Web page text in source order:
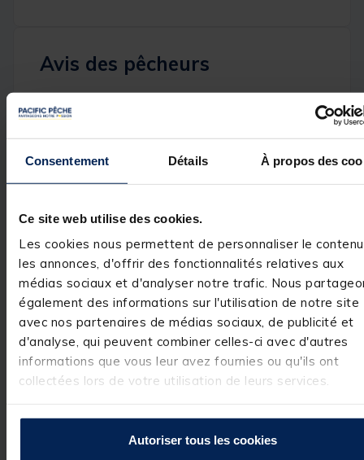
Consentement Détails À propos des
Ce site web utilise des cookies.
Les cookies nous permettent de personnaliser le
les annonces, d'offrir des fonctionnalités relatives aux
médias sociaux et d'analyser notre trafic. Nous
également des informations sur l'utilisation de notre site
avec nos partenaires de médias sociaux, de publicité et
d'analyse, qui peuvent combiner celles-ci avec d'autres
informations que vous leur avez fournies ou qu'ils ont
collectées lors de votre utilisation de leurs services.
Autoriser tous les cookies
Avis des pêcheurs
Basé sur1 avis soumis à un
Voir tous les avis sur ce site
5étoiles
1
4étoiles
0
3 étoiles
0
2étoiles
0
étoile
Avis du17/11/2025 , suite
pacificpeche.com
Bonjour,
Nous vous
remercions pour
votre
commentaire
très positif.
sommes ravis
à vos attentes
parmi nos